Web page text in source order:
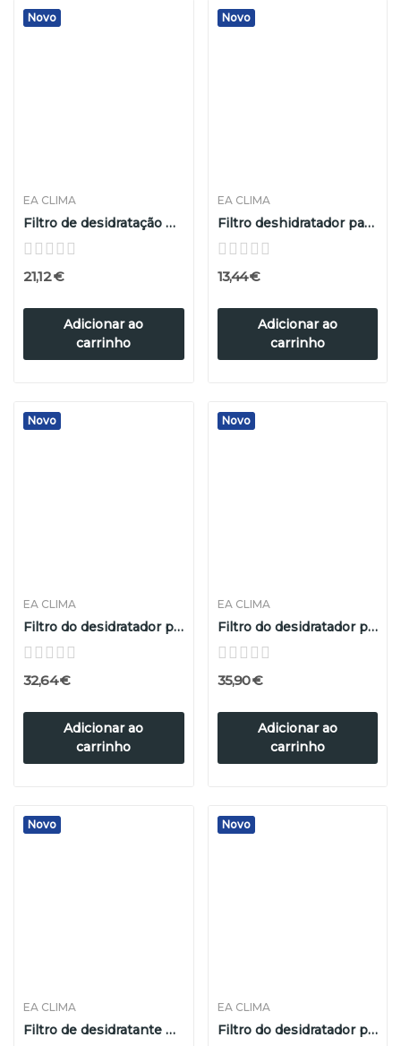
Novo
EA CLIMA
Filtro de desidratação padrão
21,12 €
Adicionar ao
carrinho
Novo
EA CLIMA
Filtro deshidratador para equipo original Skoda
13,44 €
Adicionar ao
carrinho
Novo
EA CLIMA
Filtro do desidratador para equipamento...
32,64 €
Adicionar ao
carrinho
Novo
EA CLIMA
Filtro do desidratador para o equipamento...
35,90 €
Adicionar ao
carrinho
Novo
EA CLIMA
Filtro de desidratante para equipamento BMW...
Novo
EA CLIMA
Filtro do desidratador para equipamento...